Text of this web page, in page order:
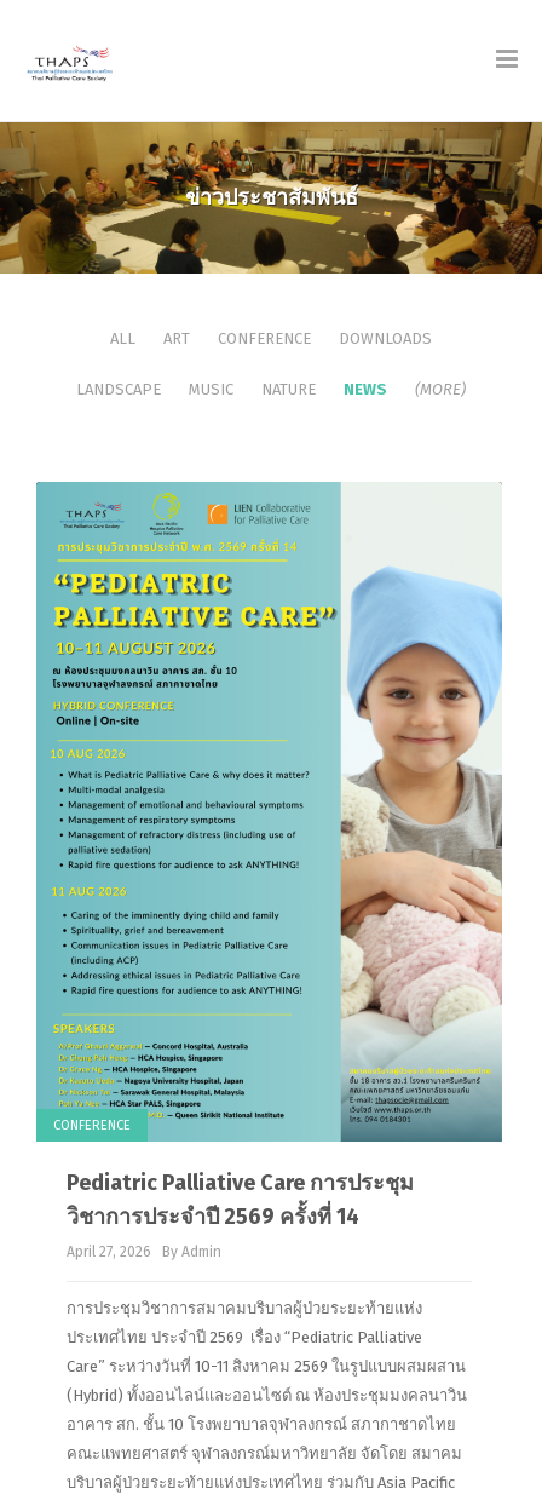
ข่าวประชาสัมพันธ์
ALL ART CONFERENCE DOWNLOADS
LANDSCAPE MUSIC NATURE NEWS (MORE)
CONFERENCE
Pediatric Palliative Care การประชุม
วิชาการประจำปี 2569 ครั้งที่ 14
April 27, 2026 By Admin
การประชุมวิชาการสมาคมบริบาลผู้ป่วยระยะท้ายแห่ง
ประเทศไทย ประจำปี 2569 เรื่อง “Pediatric Palliative
Care” ระหว่างวันที่ 10-11 สิงหาคม 2569 ในรูปแบบผสมผสาน
(Hybrid) ทั้งออนไลน์และออนไซต์ ณ ห้องประชุมมงคลนาวิน
อาคาร สก. ชั้น 10 โรงพยาบาลจุฬาลงกรณ์ สภากาชาดไทย
คณะแพทยศาสตร์ จุฬาลงกรณ์มหาวิทยาลัย จัดโดย สมาคม
บริบาลผู้ป่วยระยะท้ายแห่งประเทศไทย ร่วมกับ Asia Pacific